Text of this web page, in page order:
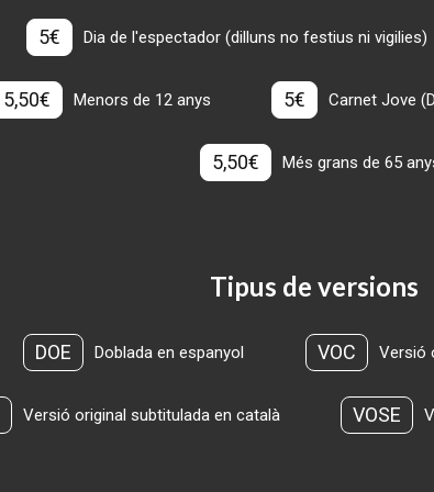
5€ Dia de l'espectador (dilluns no festius ni vigilies)
5,50€ Menors de 12 anys 5€ Carnet Jove
5,50€ Més grans de 65
Tipus de versions
DOE Doblada en espanyol VOC Versió
Versió original subtitulada en català VOSE